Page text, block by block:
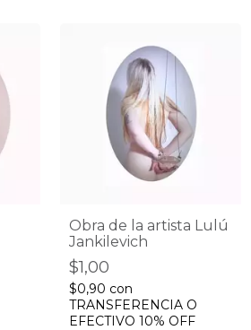
Obra de la artista Lulú
Jankilevich
$1,00
$0,90 con
TRANSFERENCIA O
EFECTIVO 10% OFF